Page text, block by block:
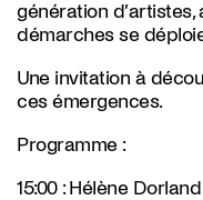
génération
démarches se
Une invitation à
ces émergences.
Programme:
15:00: Hélène Dorland